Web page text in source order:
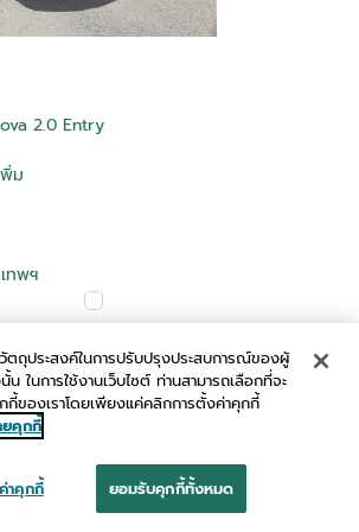
2.0 Entry
ม
ทพฯ
ตถุประสงค์ในการปรับปรุงประสบการณ์ของผู้
ในการใช้งานเว็บไซต์ ท่านสามารถเลือกที่จะ
ของเราโดยเพียงแค่คลิกการตั้งค่าคุกกี้
ยคุกกี้
าคุกกี้ ยอมรับคุกกี้ทั้งหมด